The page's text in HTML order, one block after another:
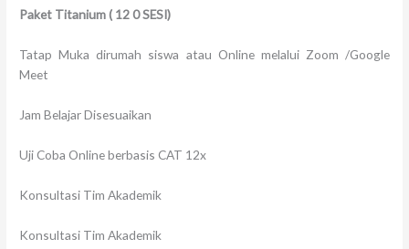
Paket Titanium( 120 SESI)
Tatap Muka dirumah siswa atau Online melalui Zoom /Google
Meet
Jam Belajar Disesuaikan
Uji Coba Online berbasis CAT 12x
Konsultasi Tim Akademik
Konsultasi Tim Akademik